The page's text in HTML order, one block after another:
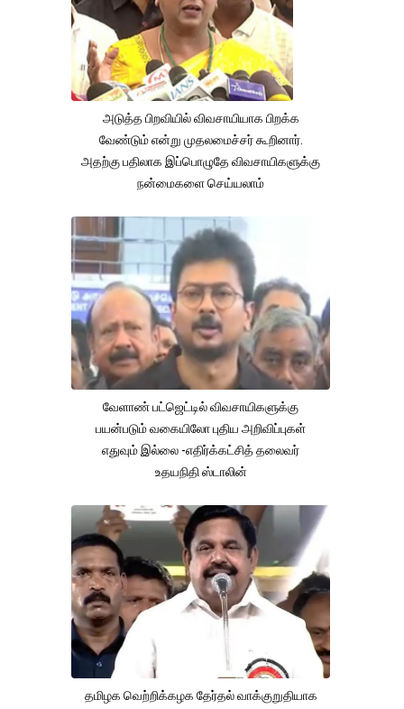
அடுத்த பிறவியில் விவசாயியாக பிறக்க
வேண்டும் என்று முதலமைச்சர் கூறினார்.
அதற்கு பதிலாக இப்பொழுதே விவசாயிகளுக்கு
நன்மைகளை செய்யலாம்
வேளாண் பட்ஜெட்டில் விவசாயிகளுக்கு
பயன்படும் வகையிலோ புதிய அறிவிப்புகள்
எதுவும் இல்லை -எதிர்க்கட்சித் தலைவர்
உதயநிதி ஸ்டாலின்
தமிழக வெற்றிக்கழக தேர்தல் வாக்குறுதியாக